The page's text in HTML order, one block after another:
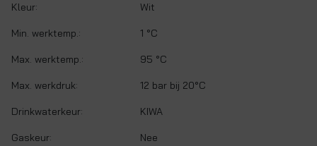
Kleur: Wit
Min. werktemp.: 1 °C
Max. werktemp.: 95 °C
Max. werkdruk: 12 bar bij 20°C
Drinkwaterkeur: KIWA
Gaskeur: Nee